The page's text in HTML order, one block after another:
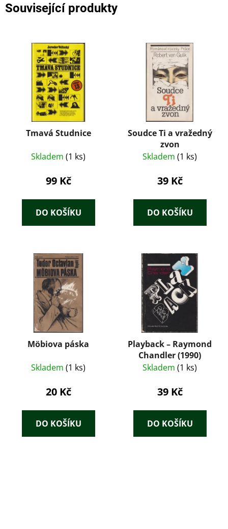
Související produkty
Tmavá Studnice
Skladem (1 ks)
99 Kč
DO KOŠÍKU
Soudce Ti a vražedný
zvon
Skladem (1 ks)
39 Kč
DO KOŠÍKU
Möbiova páska
Skladem (1 ks)
20 Kč
DO KOŠÍKU
Playback – Raymond
Chandler (1990)
Skladem (1 ks)
39 Kč
DO KOŠÍKU